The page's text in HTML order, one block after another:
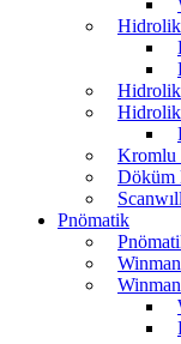
Hidrolik
Hidrolik
Hidrolik
Kromlu
Döküm
Pnömatik